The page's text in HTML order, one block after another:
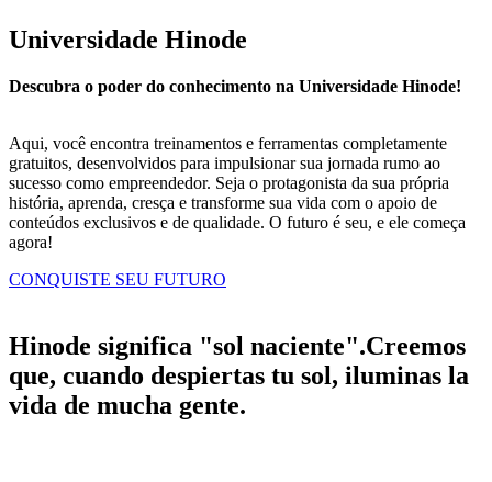
Universidade Hinode
Descubra o poder do conhecimento na Universidade Hinode!
Aqui, você encontra treinamentos e ferramentas completamente
gratuitos, desenvolvidos para impulsionar sua jornada rumo ao
sucesso como empreendedor. Seja o protagonista da sua própria
história, aprenda, cresça e transforme sua vida com o apoio de
conteúdos exclusivos e de qualidade. O futuro é seu, e ele começa
agora!
CONQUISTE SEU FUTURO
Hinode significa "sol naciente".Creemos
que, cuando despiertas tu sol, iluminas la
vida de mucha gente.